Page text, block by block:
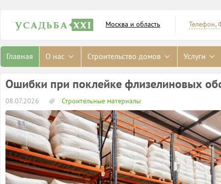
Телефон,
Москва и область
Главная О нас Строительство домов Услуги
Ошибки при поклейке флизелиновых
08.07.2026 Строительные материалы